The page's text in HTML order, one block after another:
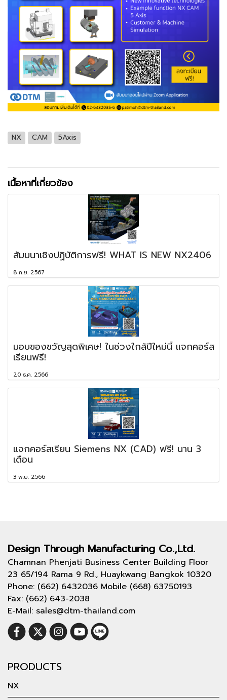
NX CAM 5Axis
เนื้อหาที่เกี่ยวข้อง
สัมมนาเชิงปฏิบัติการฟรี! WHAT IS NEW NX2406
8 ก.ย. 2567
มอบของขวัญสุดพิเศษ! ในช่วงใกล้ปีใหม่นี้ แจกคอร์ส
เรียนฟรี!
20 ธ.ค. 2566
แจกคอร์สเรียน Siemens NX (CAD) ฟรี! นาน 3
เดือน
3 พ.ย. 2566
Design Through Manufacturing Co.,Ltd.
Chamnan Phenjati Business Center Building Floor
23 65/194 Rama 9 Rd., Huaykwang Bangkok 10320
Phone: (662) 6432036 Mobile (668) 63750193
Fax: (662) 643-2038
E-Mail: sales@dtm-thailand.com
PRODUCTS
NX